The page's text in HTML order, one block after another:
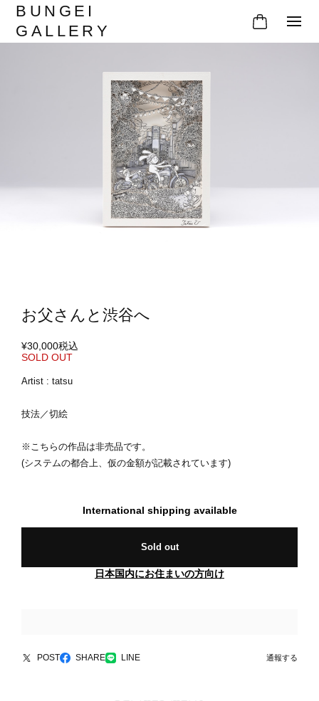
BUNGEI
GALLERY
お父さんと渋谷へ
¥30,000税込
SOLD OUT
Artist : tatsu
技法／切絵
※こちらの作品は非売品です。
(システムの都合上、仮の金額が記載されています)
International shipping available
Sold out
日本国内にお住まいの方向け
POST SHARE LINE 通報する